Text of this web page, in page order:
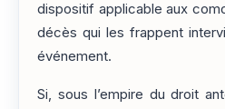
dispositif applicable aux
décès qui les frappent
événement.
Si, sous l’empire du droit